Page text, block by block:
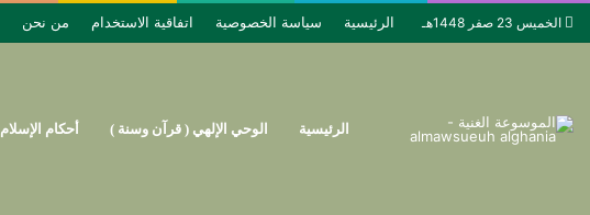
الخميس 23 صفر 1448هـ الرئيسية سياسة الخصوصية اتفاقية الاستخدام من نحن
الرئيسية الوحي الإلهي ( قرآن وسنة ) أحكام الإسلام